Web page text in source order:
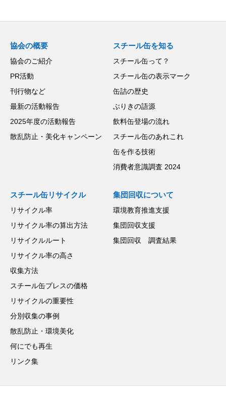
協会の概要
協会のご紹介
PR活動
刊行物など
最新の活動報告
2025年度の活動報告
散乱防止・美化キャンペーン
スチール缶を知る
スチール缶って？
スチール缶の表示マーク
缶詰の歴史
ぶりきの語源
飲料缶登場の流れ
スチール缶のあれこれ
缶を作る技術
消費者意識調査 2024
スチール缶リサイクル
リサイクル率
リサイクル率の算出方法
リサイクルルート
リサイクル率の高さ
収集方法
スチール缶プレスの価格
リサイクルの重要性
分別収集の事例
散乱防止・環境美化
何にでも再生
リンク集
集団回収について
環境教育推進支援
集団回収支援
集団回収 調査結果